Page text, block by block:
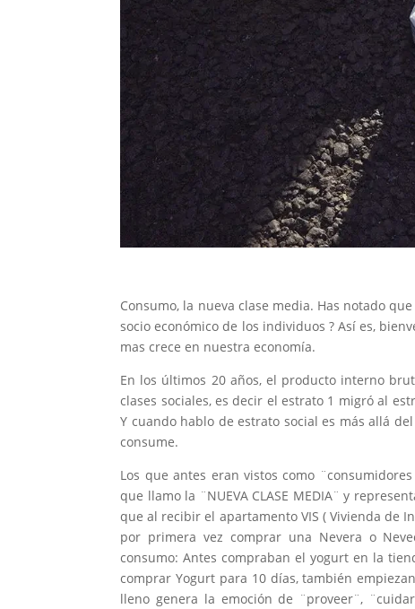
Consumo, la nueva clase media. Has notado
socio económico de los individuos ? Así es,
mas crece en nuestra economía.
En los últimos 20 años, el producto interno
clases sociales, es decir el estrato 1 migró al
Y cuando hablo de estrato social es más allá
consume.
Los que antes eran vistos como
que llamo la ¨NUEVA CLASE MEDIA¨ y
que al recibir el apartamento VIS ( Vivienda de
por primera vez comprar una Nevera o
consumo: Antes compraban el yogurt en la
comprar Yogurt para 10 días, también
lleno genera la emoción de ¨proveer¨,